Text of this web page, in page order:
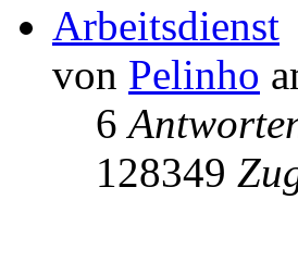
Arbeitsdienst
von Pelinho
6
128349